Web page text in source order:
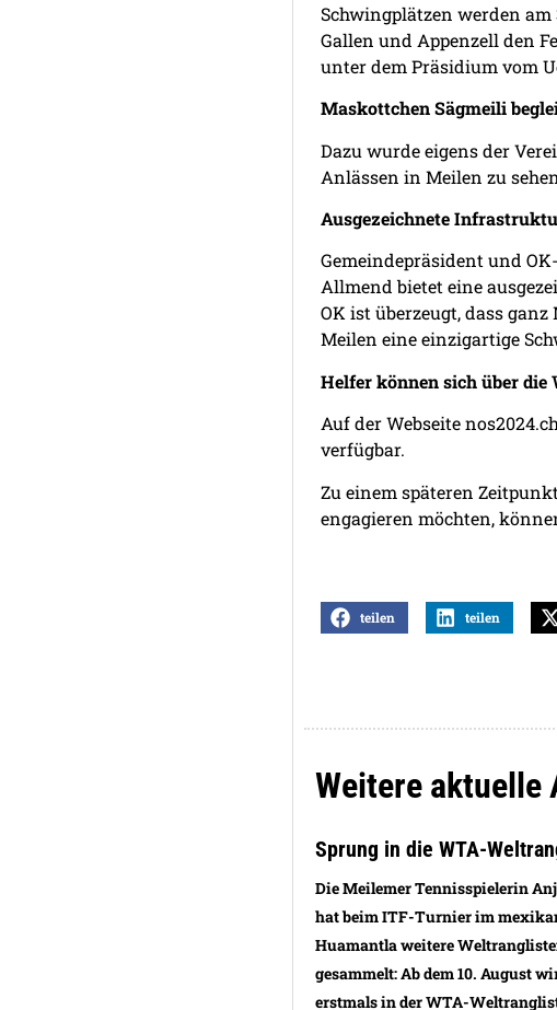
Schwingplätzen werden am
Gallen und Appenzell den
unter dem Präsidium vom
Maskottchen Sägmeili
Dazu wurde eigens der
Anlässen in Meilen zu
Ausgezeichnete
Gemeindepräsident und
Allmend bietet eine
OK ist überzeugt, dass
Meilen eine einzigartige
Helfer können sich über die
Auf der Webseitenos2024.ch
verfügbar.
Zu einem späteren
engagieren möchten,
teilen teilen
Weitere aktuelle
Sprung in die WTA-
Die Meilemer Tennisspielerin
hat beim ITF-Turnier im
Huamantla weitere
gesammelt: Ab dem 10. August
erstmals in der WTA-